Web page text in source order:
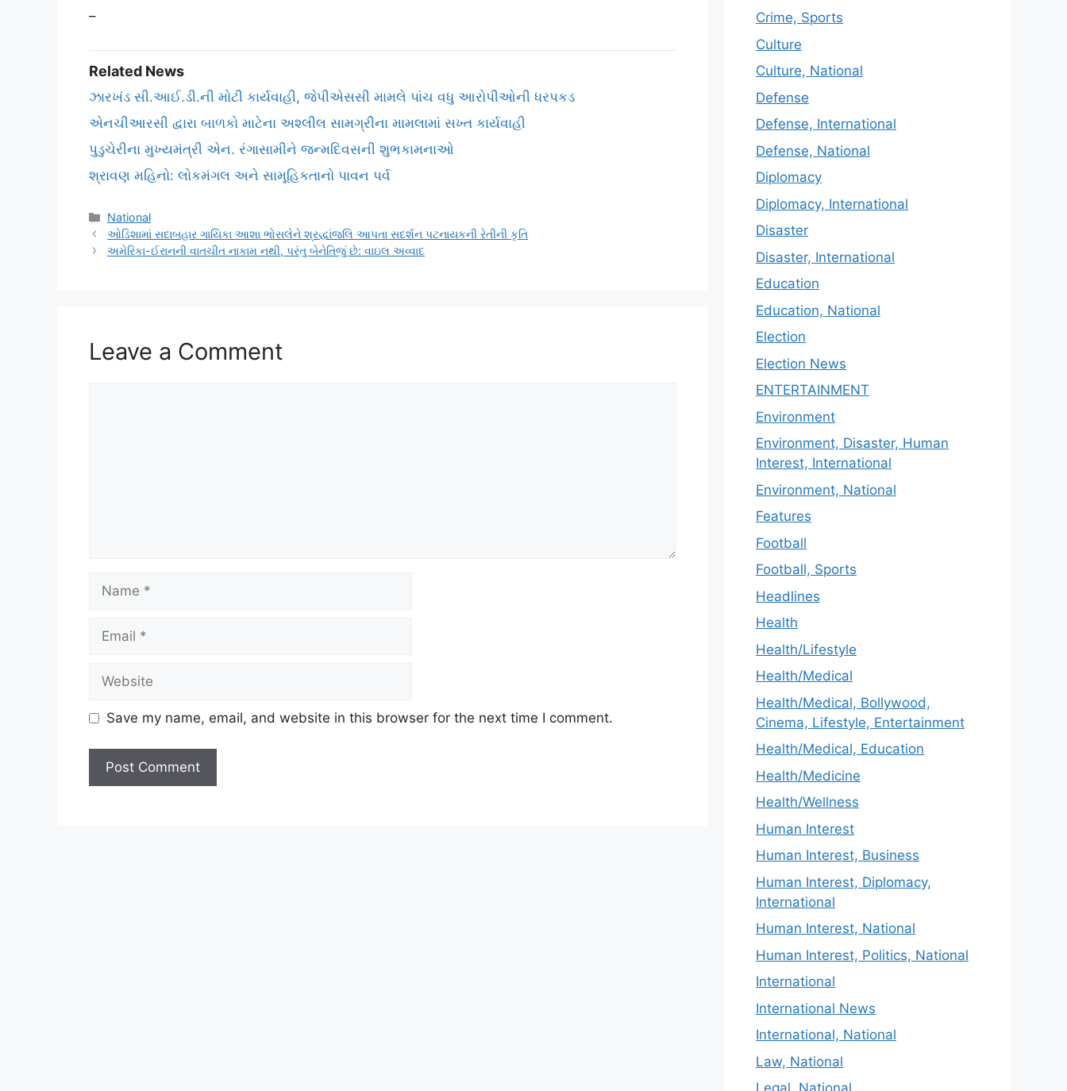
–
Related News
ઝારખંડ સી.આઈ.ડી.ની મોટી કાર્યવાહી, જેપીએસસી મામલે પાંચ વધુ આરોપીઓની ધરપકડ
એનચીઆરસી દ્વારા બાળકો માટેના અશ્લીલ સામગ્રીના મામલામાં સખ્ત કાર્યવાહી
પુડુચેરીના મુખ્યમંત્રી એન. રંગાસામીને જન્મદિવસની શુભકામનાઓ
શ્રાવણ મહિનો: લોકમંગલ અને સામૂહિકતાનો પાવન પર્વ
Categories
National
ઓડિશામાં સદાબહાર ગાયિકા આશા ભોસલેને શ્રદ્ધાંજલિ આપતા સદર્શન પટનાયકની રેતીની કૃતિ
અમેરિકા-ઈરાનની વાતચીત નાકામ નથી, પરંતુ બેનેતિજું છે: વાઇલ અવ્વાદ
Leave a Comment
Name
Email
Website
Save my name, email, and website in this browser for the next time I comment.
Crime, Sports
Culture
Culture, National
Defense
Defense, International
Defense, National
Diplomacy
Diplomacy, International
Disaster
Disaster, International
Education
Education, National
Election
Election News
ENTERTAINMENT
Environment
Environment, Disaster, Human
Interest, International
Environment, National
Features
Football
Football, Sports
Headlines
Health
Health/Lifestyle
Health/Medical
Health/Medical, Bollywood,
Cinema, Lifestyle, Entertainment
Health/Medical, Education
Health/Medicine
Health/Wellness
Human Interest
Human Interest, Business
Human Interest, Diplomacy,
International
Human Interest, National
Human Interest, Politics, National
International
International News
International, National
Law, National
Legal, National